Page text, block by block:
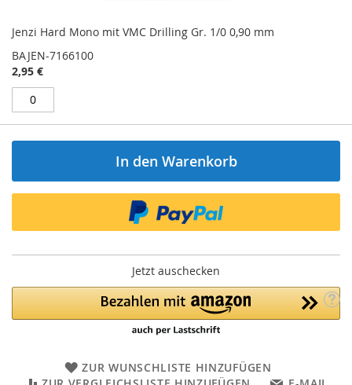
Jenzi Hard Mono mit VMC Drilling Gr. 1/0 0,90 mm
BAJEN-7166100
2,95 €
In den Warenkorb
Jetzt auschecken
ZUR WUNSCHLISTE HINZUFÜGEN